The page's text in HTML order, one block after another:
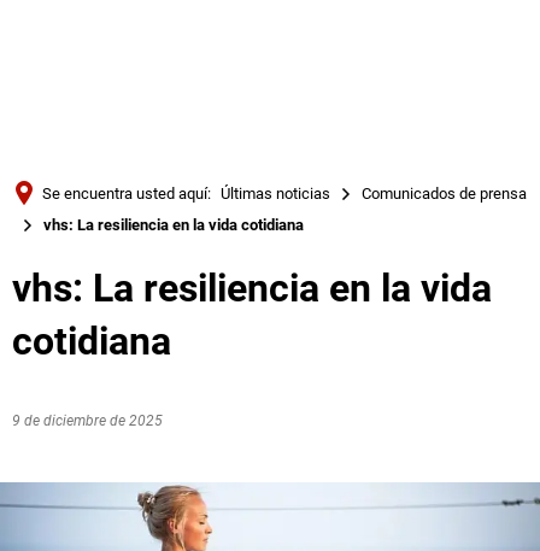
Русский
Se encuentra usted aquí: Últimas noticias
Comunicados de prensa
vhs: La resiliencia en la vida cotidiana
vhs: La resiliencia en la vida
cotidiana
9 de diciembre de 2025